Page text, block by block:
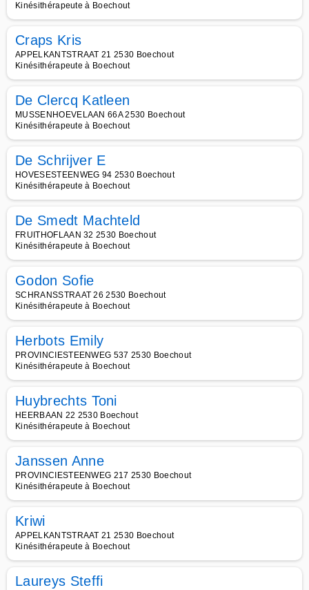
Kinésithérapeute à Boechout
Craps Kris
APPELKANTSTRAAT 21 2530 Boechout
Kinésithérapeute à Boechout
De Clercq Katleen
MUSSENHOEVELAAN 66A 2530 Boechout
Kinésithérapeute à Boechout
De Schrijver E
HOVESESTEENWEG 94 2530 Boechout
Kinésithérapeute à Boechout
De Smedt Machteld
FRUITHOFLAAN 32 2530 Boechout
Kinésithérapeute à Boechout
Godon Sofie
SCHRANSSTRAAT 26 2530 Boechout
Kinésithérapeute à Boechout
Herbots Emily
PROVINCIESTEENWEG 537 2530 Boechout
Kinésithérapeute à Boechout
Huybrechts Toni
HEERBAAN 22 2530 Boechout
Kinésithérapeute à Boechout
Janssen Anne
PROVINCIESTEENWEG 217 2530 Boechout
Kinésithérapeute à Boechout
Kriwi
APPELKANTSTRAAT 21 2530 Boechout
Kinésithérapeute à Boechout
Laureys Steffi